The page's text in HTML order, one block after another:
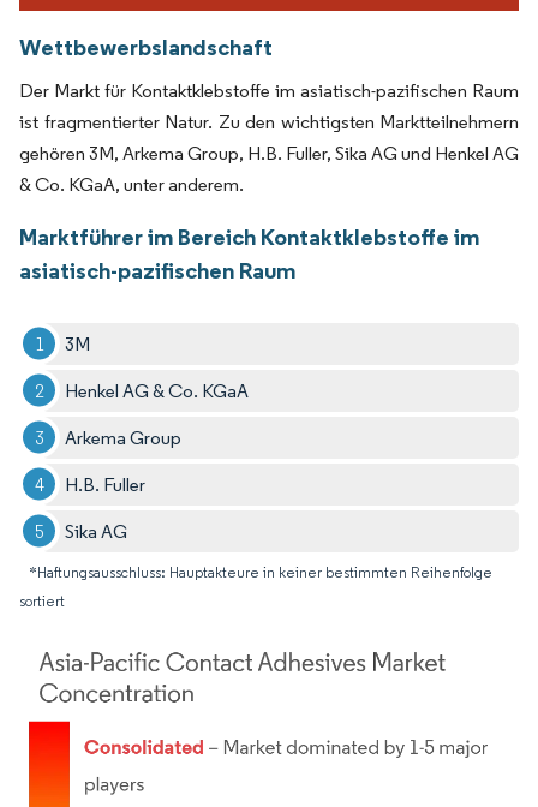
Wettbewerbslandschaft
Der Markt für Kontaktklebstoffe im asiatisch-pazifischen Raum
ist fragmentierter Natur. Zu den wichtigsten Marktteilnehmern
gehören 3M, Arkema Group, H.B. Fuller, Sika AG und Henkel AG
& Co. KGaA, unter anderem.
Marktführer im Bereich Kontaktklebstoffe im
asiatisch-pazifischen Raum
3M
Henkel AG & Co. KGaA
Arkema Group
H.B. Fuller
Sika AG
*Haftungsausschluss: Hauptakteure in keiner bestimmten Reihenfolge
sortiert